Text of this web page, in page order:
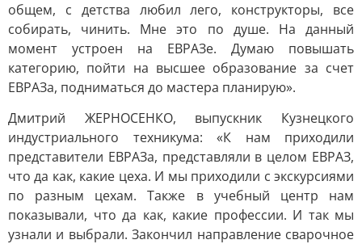
общем, с детства любил лего, конструкторы, все
собирать, чинить. Мне это по душе. На данный
момент устроен на ЕВРАЗе. Думаю повышать
категорию, пойти на высшее образование за счет
ЕВРАЗа, подниматься до мастера планирую».
Дмитрий ЖЕРНОСЕНКО, выпускник Кузнецкого
индустриального техникума: «К нам приходили
представители ЕВРАЗа, представляли в целом ЕВРАЗ,
что да как, какие цеха. И мы приходили с экскурсиями
по разным цехам. Также в учебный центр нам
показывали, что да как, какие профессии. И так мы
узнали и выбрали. Закончил направление сварочное